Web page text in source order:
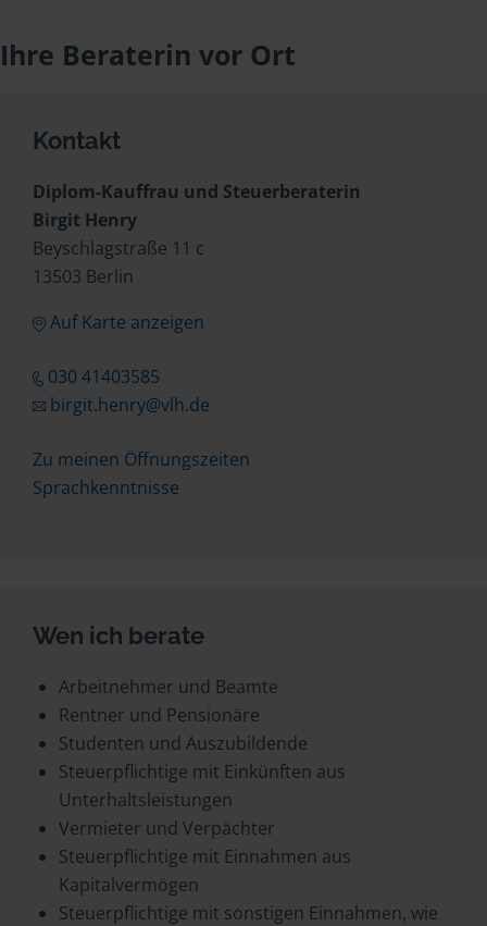
Ihre Beraterin vor Ort
Kontakt
Diplom-Kauffrau und Steuerberaterin
Birgit Henry
Beyschlagstraße 11 c
13503 Berlin
Auf Karte anzeigen
030 41403585
birgit.henry@vlh.de
Zu meinen Öffnungszeiten
Sprachkenntnisse
Wen ich berate
Arbeitnehmer und Beamte
Rentner und Pensionäre
Studenten und Auszubildende
Steuerpflichtige mit Einkünften aus
Unterhaltsleistungen
Vermieter und Verpächter
Steuerpflichtige mit Einnahmen aus
Kapitalvermögen
Steuerpflichtige mit sonstigen Einnahmen, wie